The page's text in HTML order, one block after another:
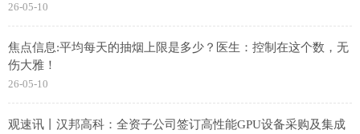
26-05-10
焦点信息:平均每天的抽烟上限是多少？医生：控制在这个数，无
伤大雅！
26-05-10
观速讯丨汉邦高科：全资子公司签订高性能GPU设备采购及集成